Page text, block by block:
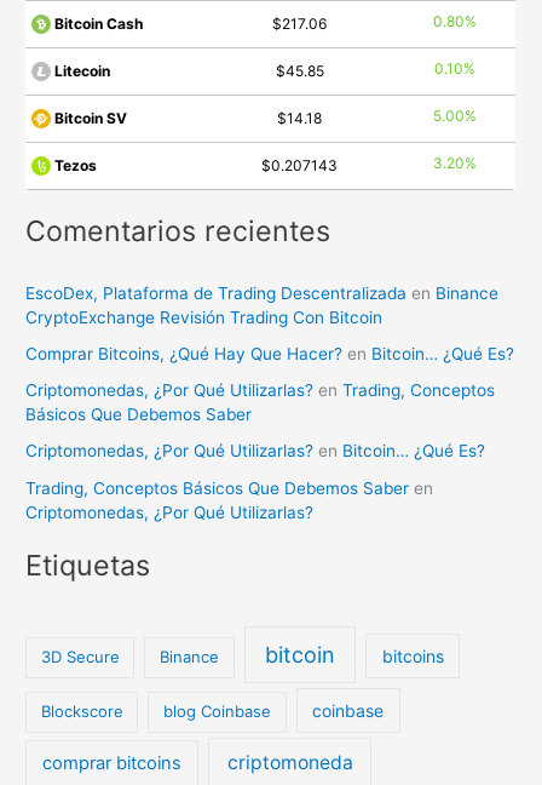
Bitcoin Cash $217.06 0.80%
Litecoin $45.85 0.10%
Bitcoin SV $14.18 5.00%
Tezos $0.207143 3.20%
Comentarios recientes
EscoDex, Plataforma de Trading Descentralizada en Binance
CryptoExchange Revisión Trading Con Bitcoin
Comprar Bitcoins, ¿Qué Hay Que Hacer? en Bitcoin… ¿Qué Es?
Criptomonedas, ¿Por Qué Utilizarlas? enTrading, Conceptos
Básicos Que Debemos Saber
Criptomonedas, ¿Por Qué Utilizarlas? en Bitcoin… ¿Qué Es?
Trading, Conceptos Básicos Que Debemos Saber en
Criptomonedas, ¿Por Qué Utilizarlas?
Etiquetas
3D Secure Binance bitcoin bitcoins
Blockscore blog Coinbase coinbase
comprar bitcoins criptomoneda